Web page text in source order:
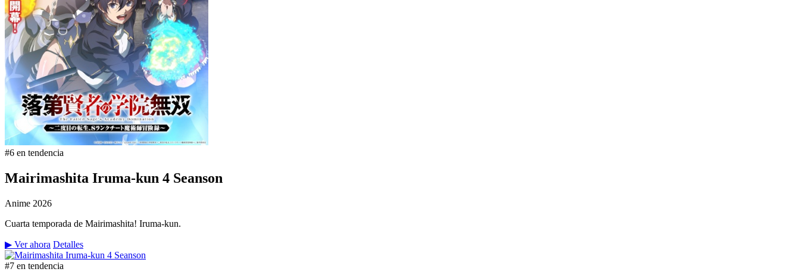
#6 en tendencia
Mairimashita Iruma-kun 4 Seanson
Anime 2026
Cuarta temporada de Mairimashita! Iruma-kun.
▶ Ver ahora Detalles
#7 en tendencia